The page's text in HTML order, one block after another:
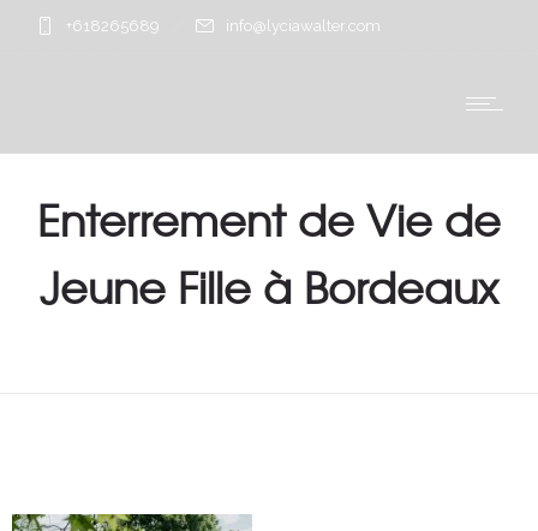
+618265689 info@lyciawalter.com
Enterrement de Vie de
Jeune Fille à Bordeaux